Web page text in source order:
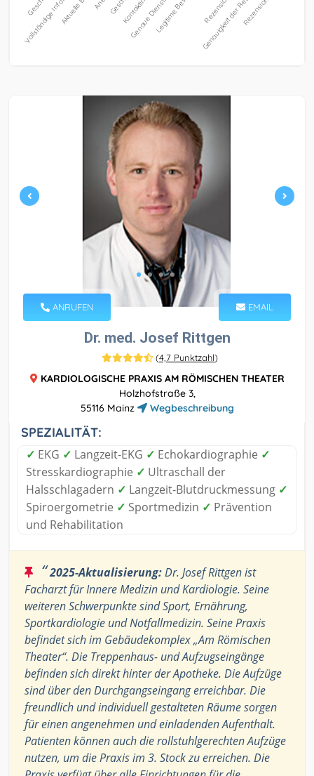
ANRUFEN EMAIL
Dr. med. Josef Rittgen
(4,7 Punktzahl)
KARDIOLOGISCHE PRAXIS AM RÖMISCHEN THEATER
Holzhofstraße 3,
55116 Mainz
Wegbeschreibung
SPEZIALITÄT:
✓ EKG ✓ Langzeit-EKG ✓ Echokardiographie ✓
Stresskardiographie ✓ Ultraschall der
Halsschlagadern ✓ Langzeit-Blutdruckmessung ✓
Spiroergometrie ✓ Sportmedizin ✓ Prävention
und Rehabilitation
“2025-Aktualisierung:Dr. Josef Rittgen ist
Facharzt für Innere Medizin und Kardiologie. Seine
weiteren Schwerpunkte sind Sport, Ernährung,
Sportkardiologie und Notfallmedizin. Seine Praxis
befindet sich im Gebäudekomplex „Am Römischen
Theater“. Die Treppenhaus- und Aufzugseingänge
befinden sich direkt hinter der Apotheke. Die Aufzüge
sind über den Durchgangseingang erreichbar. Die
freundlich und individuell gestalteten Räume sorgen
für einen angenehmen und einladenden Aufenthalt.
Patienten können auch die rollstuhlgerechten Aufzüge
nutzen, um die Praxis im 3. Stock zu erreichen. Die